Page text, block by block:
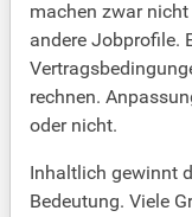
machen zwar
andere Jobprofile.
rechnen.
oder nicht.
Inhaltlich gewinnt
Bedeutung. Viele